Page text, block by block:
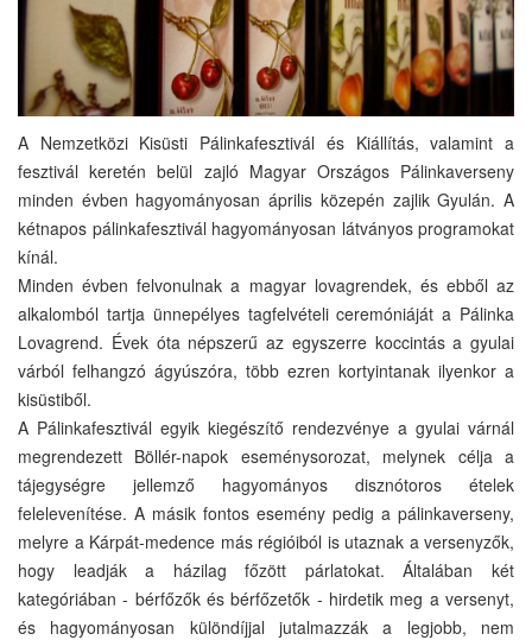
A Nemzetközi Kisüsti Pálinkafesztivál és Kiállítás, valamint a
fesztivál keretén belül zajló Magyar Országos Pálinkaverseny
minden évben hagyományosan április közepén zajlik Gyulán. A
kétnapos pálinkafesztivál hagyományosan látványos programokat
kínál.
Minden évben felvonulnak a magyar lovagrendek, és ebből az
alkalomból tartja ünnepélyes tagfelvételi ceremóniáját a Pálinka
Lovagrend. Évek óta népszerű az egyszerre koccintás a gyulai
várból felhangzó ágyúszóra, több ezren kortyintanak ilyenkor a
kisüstiből.
A Pálinkafesztivál egyik kiegészítő rendezvénye a gyulai várnál
megrendezett Böllér-napok eseménysorozat, melynek célja a
tájegységre jellemző hagyományos disznótoros ételek
felelevenítése. A másik fontos esemény pedig a pálinkaverseny,
melyre a Kárpát-medence más régióiból is utaznak a versenyzők,
hogy leadják a házilag főzött párlatokat. Általában két
kategóriában - bérfőzők és bérfőzetők - hirdetik meg a versenyt,
és hagyományosan különdíjjal jutalmazzák a legjobb, nem